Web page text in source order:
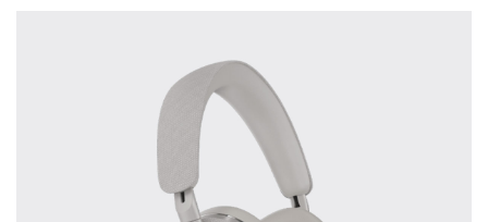
Geschmack doch anders ist als der
Geschmack desjenigen, auf den sie gehört
haben. Deshalb bieten wir Ihnen die
Möglichkeit, Ihr(e) Wunschgerät(e) ganz
ohne Zeitdruck in unserem Palazzo
Hörschloss Probe zu hören. Nutzen Sie
diese Möglichkeit!